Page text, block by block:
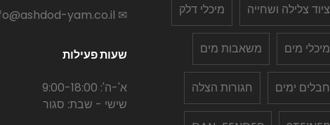
ציוד צלילה ושחייה מיכלי דלק
מיכלי מים משאבות מים
חבלים ימים חגורות הצלה
✉ info@ashdod-yam.co.il
שעות פעילות
א'-ה': 9:00-18:00
שישי - שבת: סגור